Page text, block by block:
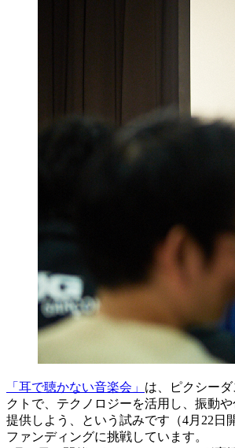
「耳で聴かない音楽会」 は、ピクシー
クトで、テクノロジーを活用し、振動
提供しよう、という試みです（4月22
ファンディングに挑戦しています。